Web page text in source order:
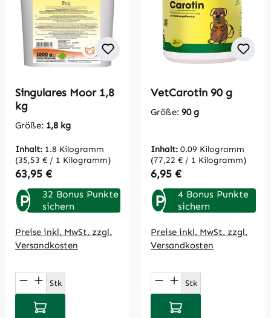
Singulares Moor 1,8
kg
Größe: 1,8 kg
Inhalt: 1.8 Kilogramm
(35,53 € / 1 Kilogramm)
Regulärer Preis:
63,95 €
P
32 Bonus Punkte
sichern
Preise inkl. MwSt. zzgl.
Versandkosten
Produkt Anzahl: Gib den gewünschten
Stk
In den Warenkorb
VetCarotin 90 g
Größe: 90 g
Inhalt: 0.09 Kilogramm
(77,22 € / 1 Kilogramm)
Regulärer Preis:
6,95 €
P
4 Bonus Punkte
sichern
Preise inkl. MwSt. zzgl.
Versandkosten
Produkt Anzahl:
Stk
In den Warenkorb